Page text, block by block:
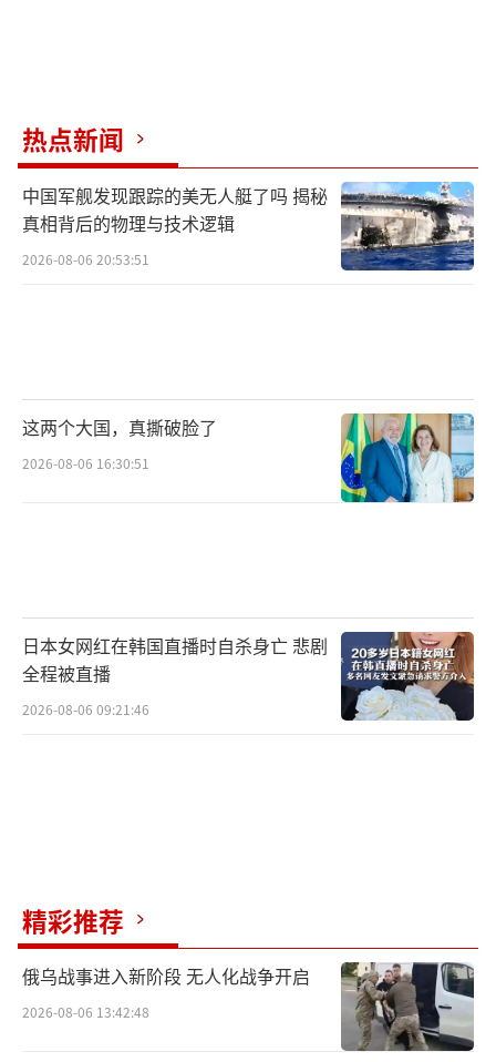
热点新闻
中国军舰发现跟踪的美无人艇了吗 揭秘
真相背后的物理与技术逻辑
2026-08-06 20:53:51
这两个大国，真撕破脸了
2026-08-06 16:30:51
日本女网红在韩国直播时自杀身亡 悲剧
全程被直播
2026-08-06 09:21:46
精彩推荐
俄乌战事进入新阶段 无人化战争开启
2026-08-06 13:42:48